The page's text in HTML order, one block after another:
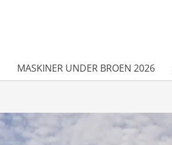
MASKINER UNDER BROEN 2026